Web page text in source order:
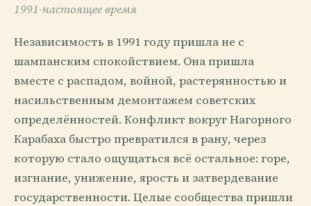
1991-настоящее время
Независимость в 1991 году пришла не с
шампанским спокойствием. Она пришла
вместе с распадом, войной, растерянностью и
насильственным демонтажем советских
определённостей. Конфликт вокруг Нагорного
Карабаха быстро превратился в рану, через
которую стало ощущаться всё остальное: горе,
изгнание, унижение, ярость и затвердевание
государственности. Целые сообщества пришли